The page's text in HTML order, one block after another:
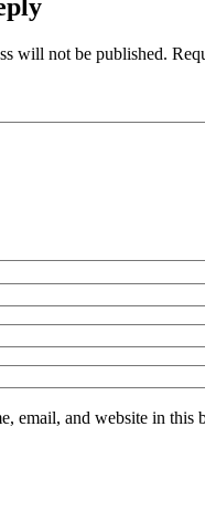
will not be published.
email, and website in this